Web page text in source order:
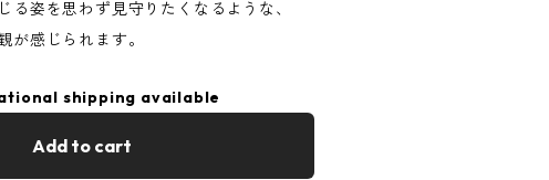
る姿を思わず見守りたくなるような、
が感じられます。
shipping available
Add to cart